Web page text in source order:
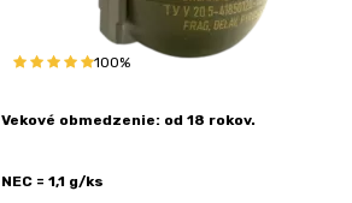
100%
Vekové obmedzenie: od 18 rokov.
NEC = 1,1 g/ks